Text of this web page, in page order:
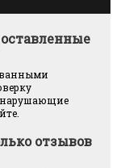
отзывов